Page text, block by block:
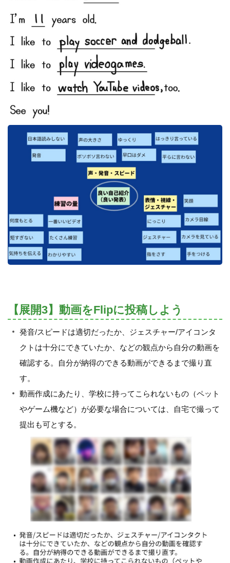
【展開3】動画をFlipに投稿しよう
発音/スピードは適切だったか、ジェスチャー/アイコンタ
クトは十分にできていたか、などの観点から自分の動画を
確認する。自分が納得のできる動画ができるまで撮り直
す。
動画作成にあたり、学校に持ってこられないもの（ペット
やゲーム機など）が必要な場合については、自宅で撮って
提出も可とする。